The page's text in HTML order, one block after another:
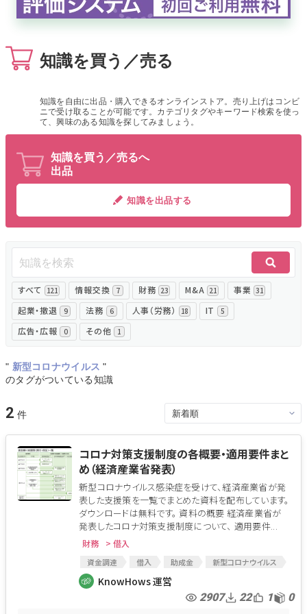
無料でアンケート
匿名360°評価
ちょこっと相談とは？
新規会員登録
ログイン
知識を買う／売る
知識を自由に出品・購入できるオンラインストア。売り上げはコンビ
ニで受け取ることが可能です。カテゴリタグやキーワード検索を使っ
て、興味のある知識を探してみましょう。
知識を買う／売るへ
出品
知識を出品する
すべて 121 情報交換 7 財務 23 M&A 21 事業 31
起業・撤退 9 法務 6 人事（労務） 18 IT 5
広告・広報 0 その他 1
" 新型コロナウイルス "
のタグがついている知識
2
コロナ対策支援制度の各概要・適用要件まと
め（経済産業省発表）
新型コロナウイルス感染症を受けて、経済産業省が発
表した支援策を一覧でまとめた資料を配布しています。
ダウンロードは無料です。 資料の概要 経済産業省が
発表したコロナ対策支援制度について、 適用要件...
財務 > 借入
資金調達 借入 助成金
新型コロナウイルス
支援
コロナショック
コロナ保証制度
コロナウィルスによる経済対策
KnowHows 運営
2907 22 1 0